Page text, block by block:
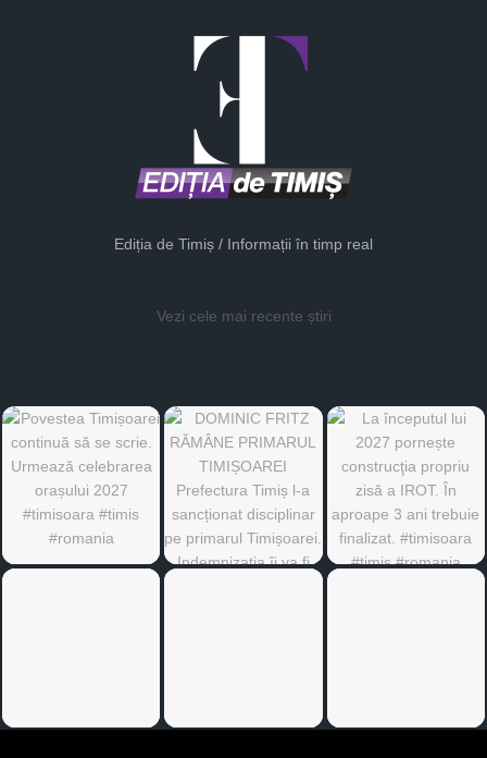
Ediția de Timiș / Informații în timp real
Vezi cele mai recente știri